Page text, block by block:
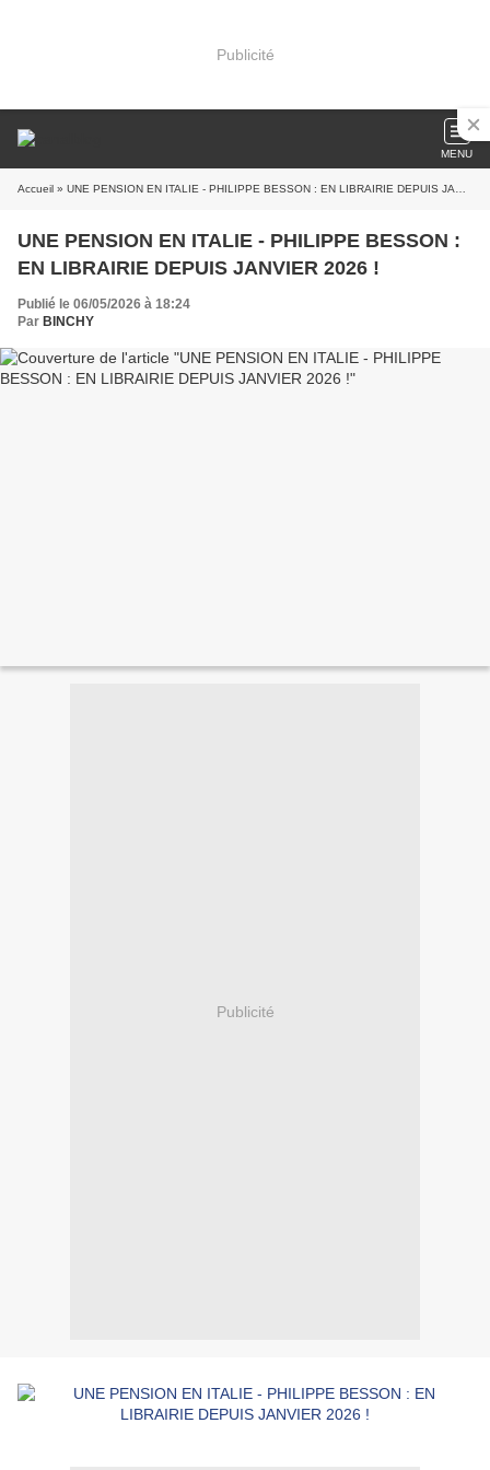
Publicité
MENU
Accueil » UNE PENSION EN ITALIE - PHILIPPE BESSON : EN LIBRAIRIE DEPUIS JANVIER 2026 !
UNE PENSION EN ITALIE - PHILIPPE BESSON :
EN LIBRAIRIE DEPUIS JANVIER 2026 !
Publié le 06/05/2026 à 18:24
Par BINCHY
Publicité